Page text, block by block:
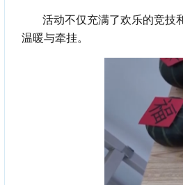
活动不仅充满了欢乐的竞技
温暖与牵挂。